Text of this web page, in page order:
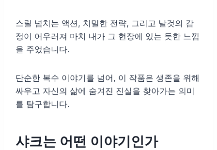
스릴 넘치는 액션, 치밀한 전략, 그리고 날것의 감
정이 어우러져 마치 내가 그 현장에 있는 듯한 느낌
을 주었습니다.
단순한 복수 이야기를 넘어, 이 작품은 생존을 위해
싸우고 자신의 삶에 숨겨진 진실을 찾아가는 의미
를 탐구합니다.
샤크는 어떤 이야기인가